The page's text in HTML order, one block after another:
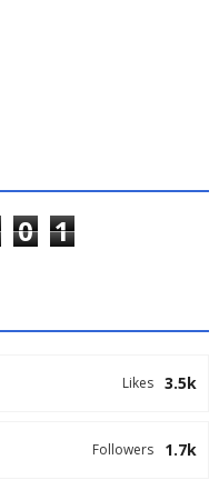
0 1
3.5k
Likes
1.7k
Followers